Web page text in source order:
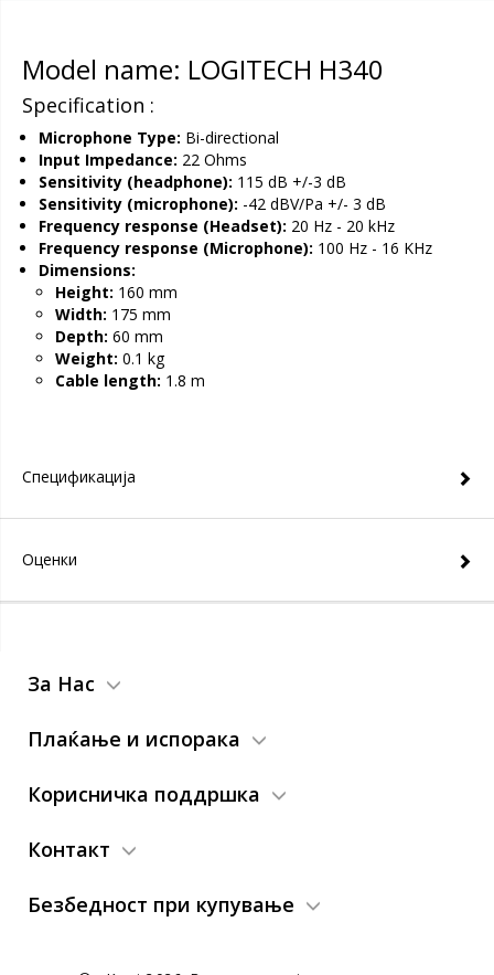
Model name: LOGITECH H340
Specification :
Microphone Type: Bi-directional
Input Impedance: 22 Ohms
Sensitivity (headphone): 115 dB +/-3 dB
Sensitivity (microphone): -42 dBV/Pa +/- 3 dB
Frequency response (Headset): 20 Hz - 20 kHz
Frequency response (Microphone): 100 Hz - 16 KHz
Dimensions:
Height: 160 mm
Width: 175 mm
Depth: 60 mm
Weight: 0.1 kg
Cable length: 1.8 m
Спецификација
Оценки
За Нас
Плаќање и испорака
Корисничка поддршка
Контакт
Безбедност при купување